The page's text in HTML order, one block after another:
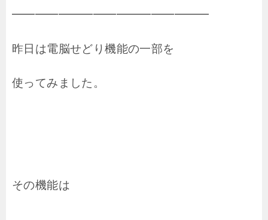
━━━━━━━━━━━━━━━━━
昨日は電脳せどり機能の一部を
使ってみました。
その機能は